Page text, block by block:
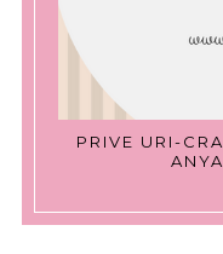
PRIVE URI-